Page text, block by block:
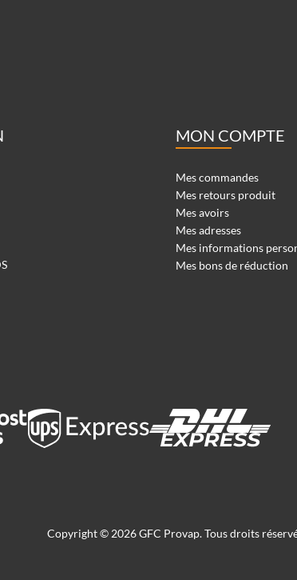
MON COMPTE
Mes commandes
Mes retours produit
Mes avoirs
Mes adresses
Mes informations
Mes bons de réduction
Copyright © 2026 GFC Provap. Tous droits